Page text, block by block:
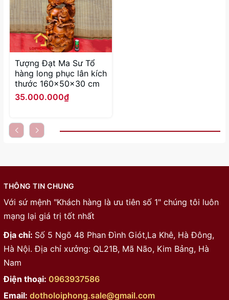
Tượng Đạt Ma Sư Tổ
hàng long phục lân kích
thước 160x50x30 cm
35.000.000₫
THÔNG TIN CHUNG
Với sứ mệnh "Khách hàng là ưu tiên số 1" chúng tôi luôn
mạng lại giá trị tốt nhất
Địa chỉ: Số 5 Ngõ 48 Phan Đình Giót,La Khê, Hà Đông,
Hà Nội. Địa chỉ xưởng: QL21B, Mã Não, Kim Bảng, Hà
Nam
Điện thoại: 0963937586
Email: dotholoiphong.sale@gmail.com